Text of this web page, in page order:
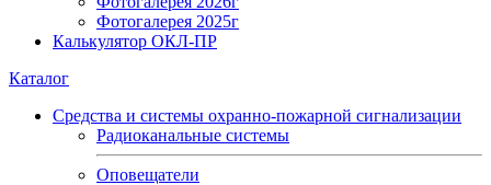
Фотогалерея 2025г
Калькулятор ОКЛ-ПР
Каталог
Средства и системы охранно-пожарной сигнализации
Радиоканальные системы
Оповещатели